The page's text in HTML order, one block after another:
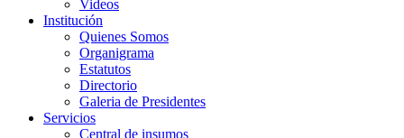
Videos
Institución
Quienes Somos
Organigrama
Estatutos
Directorio
Galeria de Presidentes
Servicios
Central de insumos